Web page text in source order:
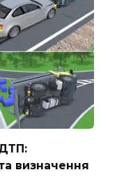
визначення